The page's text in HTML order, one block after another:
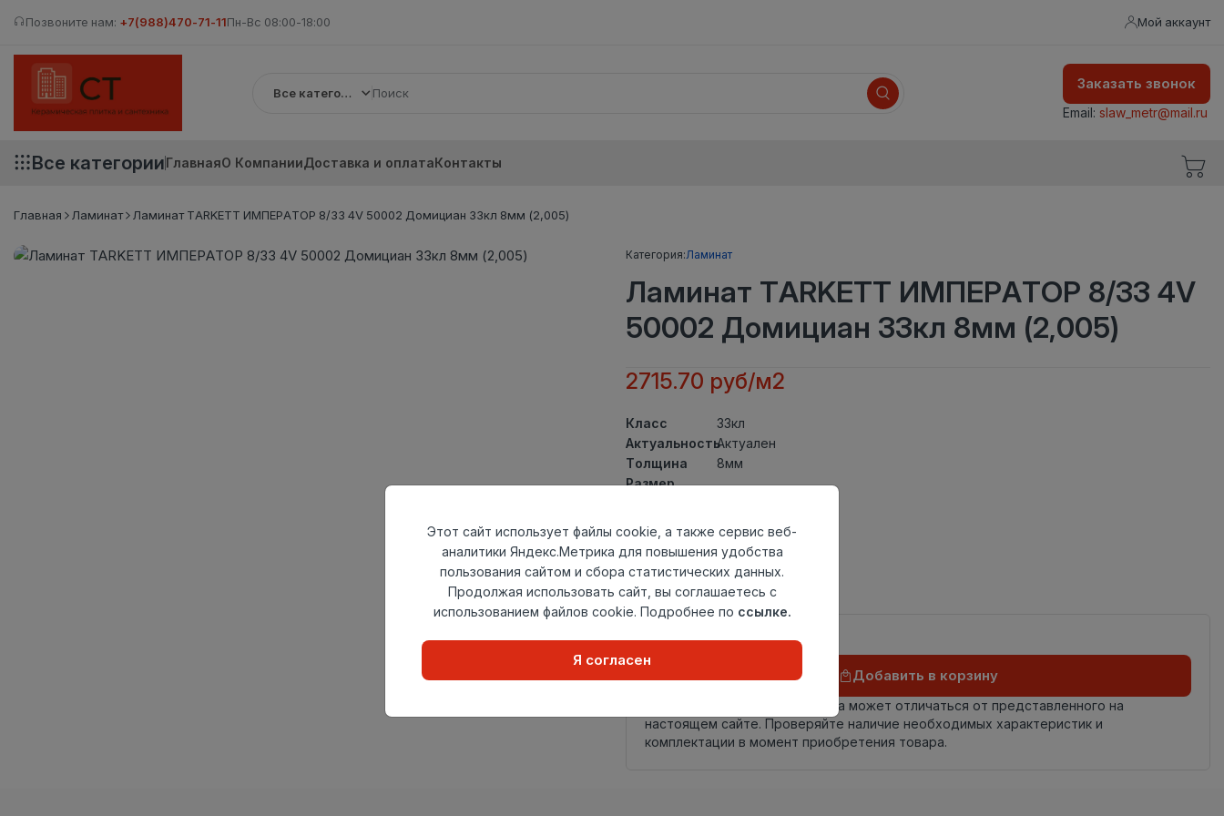
Позвоните нам: +7(988)470-71-11Пн-Вс 08:00-18:00 Мой аккаунт
Все категории
Заказать звонок
Email: slaw_metr@mail.ru
Все категорииГлавнаяО КомпанииДоставка и оплатаКонтакты
Главная Ламинат Ламинат TARKETT ИМПЕРАТОР 8/33 4V 50002 Домициан 33кл 8мм (2,005)
Категория:Ламинат
Ламинат TARKETT ИМПЕРАТОР 8/33 4V
50002 Домициан 33кл 8мм (2,005)
2715.70 руб/м2
Класс
33кл
АктуальностьАктуален
Толщина
8мм
Размер
Теплый пол
до +27 градусов
Фаска
Замок
TС-Lock
Страна
происхождения
Россия
Осталось1 упак
Добавить в корзину
Внимание! Внешний вид товара может отличаться от представленного на
настоящем сайте. Проверяйте наличие необходимых характеристик и
комплектации в момент приобретения товара.
Этот сайт использует файлы cookie, а также сервис веб-
аналитики Яндекс.Метрика для повышения удобства
пользования сайтом и сбора статистических данных.
Продолжая использовать сайт, вы соглашаетесь с
использованием файлов cookie. Подробнее по ссылке.
Я согласен